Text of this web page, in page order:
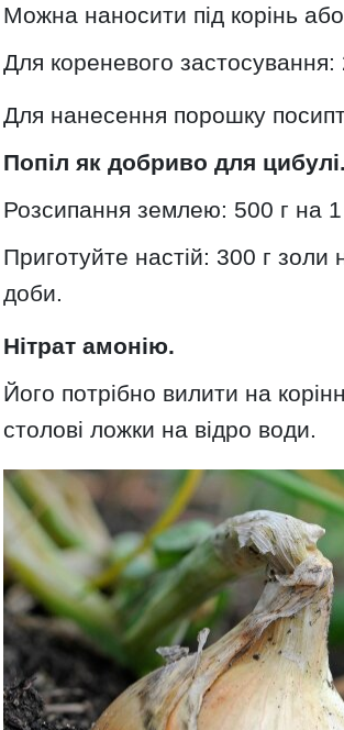
Можна наносити під корінь
Для кореневого застосування:
Для нанесення порошку
Попіл як добриво для цибулі.
Розсипання землею: 500 г на
Приготуйте настій: 300 г
доби.
Нітрат амонію.
Його потрібно вилити на
столові ложки на відро води.